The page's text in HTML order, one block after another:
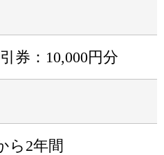
券：10,000円分
ら2年間